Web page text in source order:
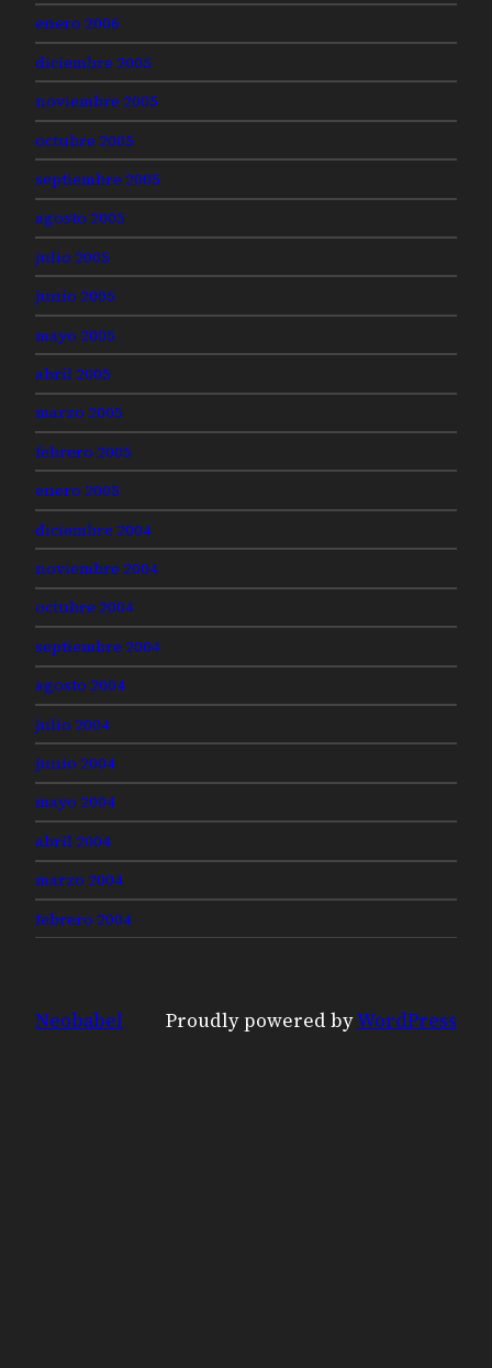
enero 2006
diciembre 2005
noviembre 2005
octubre 2005
septiembre 2005
agosto 2005
julio 2005
junio 2005
mayo 2005
abril 2005
marzo 2005
febrero 2005
enero 2005
diciembre 2004
noviembre 2004
octubre 2004
septiembre 2004
agosto 2004
julio 2004
junio 2004
mayo 2004
abril 2004
marzo 2004
febrero 2004
Neobabel Proudly powered byWordPress